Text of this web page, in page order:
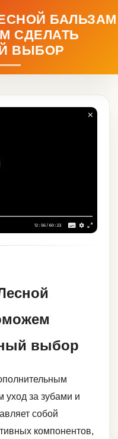
БАЛЬЗАМ
СДЕЛАТЬ
ВЫБОР
выбор
за зубами и
собой
компонентов,